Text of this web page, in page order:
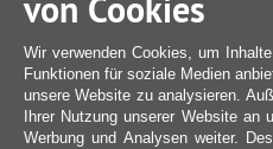
von Cookies
Wir verwenden Cookies, um
Funktionen für soziale Medien
unsere Website zu analysieren.
Ihrer Nutzung unserer Website an
Werbung und Analysen weiter.